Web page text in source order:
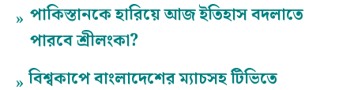
» পাকিস্তানকে হারিয়ে আজ ইতিহাস বদলাতে
পারবে শ্রীলংকা?
»বিশ্বকাপে বাংলাদেশের ম্যাচসহ টিভিতে